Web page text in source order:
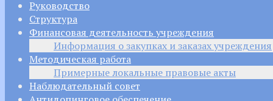
Руководство
Структура
Финансовая деятельность учреждения
Информация о закупках и заказах учреждения
Методическая работа
Примерные локальные правовые акты
Наблюдательный совет